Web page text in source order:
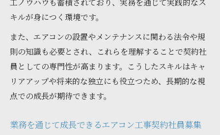
キルが身につく環境です。
また、エアコンの設置やメンテナンスに関わる法令や規
則の知識も必要とされ、これらを理解することで契約社
員としての専門性が高まります。こうしたスキルはキャ
リアアップや将来的な独立にも役立つため、長期的な視
点での成長が期待できます。
業務を通じて成長できるエアコン工事契約社員募集